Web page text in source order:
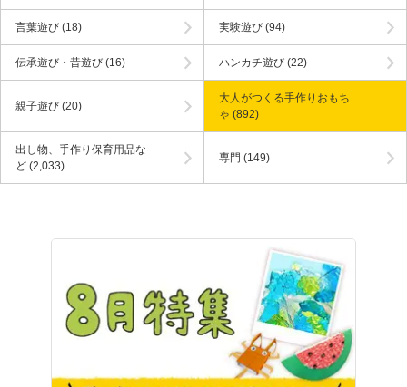
言葉遊び (18) 実験遊び(94)
伝承遊び・昔遊び (16) ハンカチ遊び(22)
親子遊び (20)
大人がつくる手作りおもち
ゃ (892)
出し物、手作り保育用品な
ど (2,033)
専門 (149)